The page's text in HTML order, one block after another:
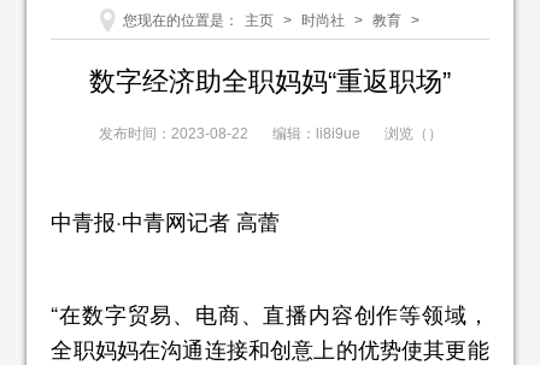
您现在的位置是： 主页 > 时尚社 > 教育 >
数字经济助全职妈妈“重返职场”
发布时间：2023-08-22 编辑：li8i9ue 浏览（ ）
中青报·中青网记者 高蕾
“在数字贸易、电商、直播内容创作等领域，
全职妈妈在沟通连接和创意上的优势使其更能